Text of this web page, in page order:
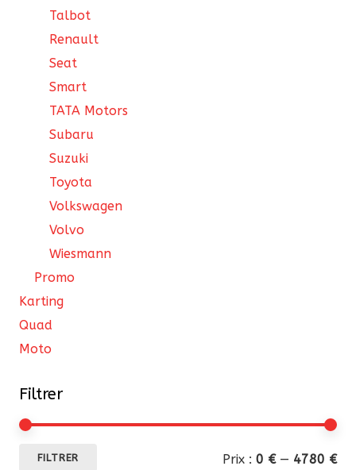
Talbot
Renault
Seat
Smart
TATA Motors
Subaru
Suzuki
Toyota
Volkswagen
Volvo
Wiesmann
Promo
Karting
Quad
Moto
Filtrer
FILTRER Prix : 0 €— 4780 €